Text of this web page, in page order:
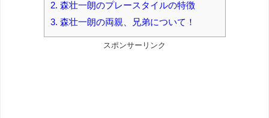
2. 森壮一朗のプレースタイルの特徴
3. 森壮一朗の両親、兄弟について！
スポンサーリンク